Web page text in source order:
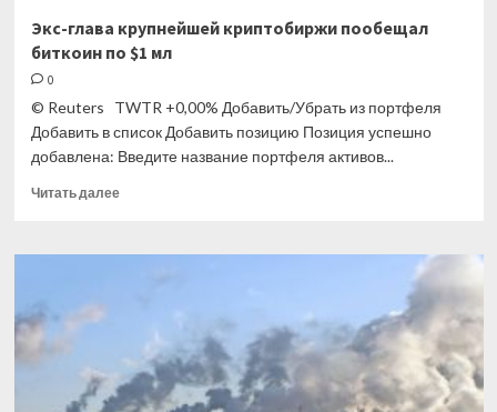
Экс-глава крупнейшей криптобиржи пообещал
биткоин по $1 мл
0
© Reuters TWTR +0,00% Добавить/Убрать из портфеля
Добавить в список Добавить позицию Позиция успешно
добавлена: Введите название портфеля активов...
Читать далееПрочитать
Экс-
биткоин
по
$1